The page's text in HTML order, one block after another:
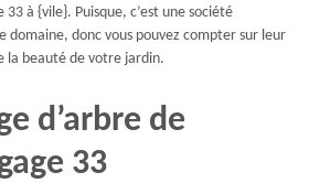
à {vile}. Puisque, c’est une société
domaine, donc vous pouvez compter sur leur
la beauté de votre jardin.
d’arbre de
33